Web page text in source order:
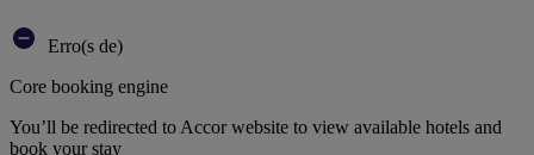
Erro(s de)
Core booking engine
You’ll be redirected to Accor website to view available hotels and
book your stay